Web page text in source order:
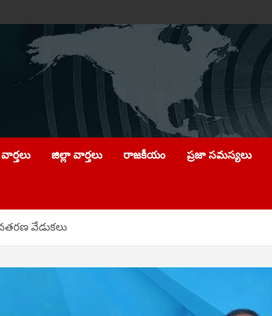
జిల్లా వార్తలు రాజకీయం ప్రజా సమస్యలు
వేడుకలు